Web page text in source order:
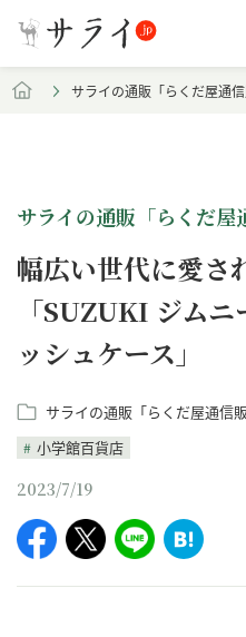
サライの通販「らくだ屋通
サライの通販「らくだ屋
幅広い世代に愛さ
「SUZUKI ジム
ッシュケース」
サライの通販「らくだ屋通信
小学館百貨店
2023/7/19